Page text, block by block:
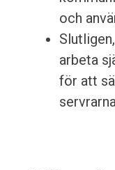
och
arbeta
för att